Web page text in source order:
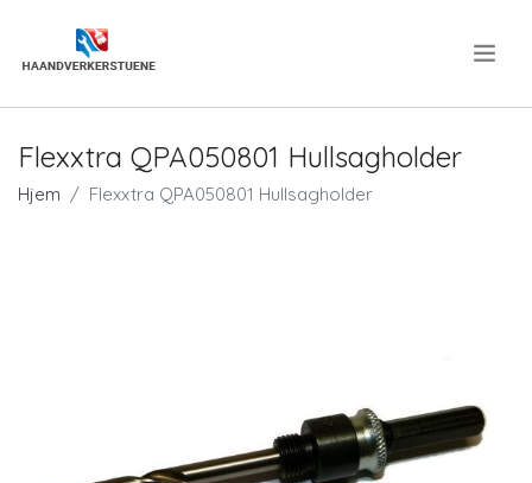
Flexxtra QPA050801 Hullsagholder
Hjem Flexxtra QPA050801 Hullsagholder